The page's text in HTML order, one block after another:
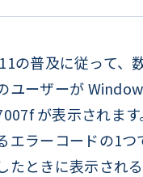
の普及に従って、
ユーザーが
が表示されま
エラーコードの1
たときに表示され